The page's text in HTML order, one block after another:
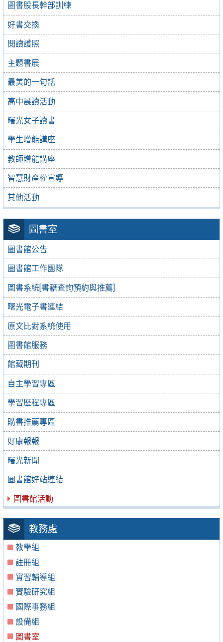
圖書股長幹部訓練
好書交換
閱讀護照
主題書展
最美的一句話
高中晨讀活動
曙光女子讀書
學生增能講座
教師增能講座
智慧財產權宣導
其他活動
圖書室
圖書館公告
圖書館工作團隊
圖書系統[書籍查詢預約與推薦]
曙光電子書連結
原文比對系統使用
圖書館服務
館藏期刊
自主學習專區
學習歷程專區
購書推薦專區
好康報報
曙光新聞
圖書館好站連結
圖書館活動
教務處
教學組
註冊組
實習輔導組
實驗研究組
國際事務組
設備組
圖書室